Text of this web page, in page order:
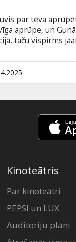
par tēva
aprūpe, un
taču vispirms
Dienas
attiecībām
Kinoteātris
Par kinoteātri
PEPSI un LUX
Auditoriju plāni